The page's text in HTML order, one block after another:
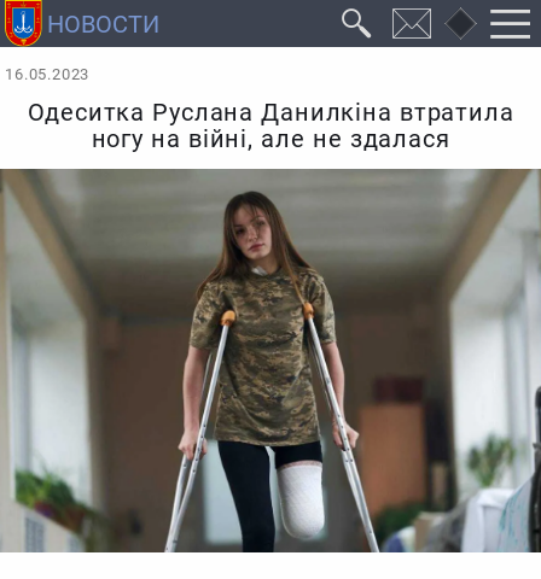
16.05.2023
Одеситка Руслана Данилкіна втратила
ногу на війні, але не здалася